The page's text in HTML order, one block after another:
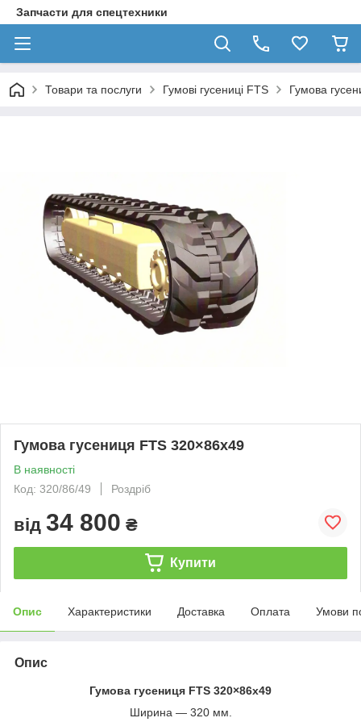
Запчасти для спецтехники
Товари та послуги Гумові гусениці FTS Гумова
Гумова гусениця FTS 320×86x49
В наявності
Код: 320/86/49
Роздріб
від 34 800 ₴
Купити
Опис Характеристики Доставка Оплата Умови
Опис
Гумова гусениця FTS 320×86x49
Ширина — 320 мм.